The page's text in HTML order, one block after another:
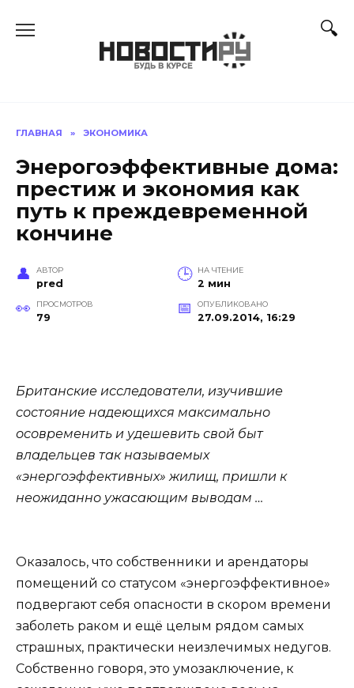
ГЛАВНАЯ » ЭКОНОМИКА
Энерогоэффективные дома:
престиж и экономия как
путь к преждевременной
кончине
АВТОР
pred
НА ЧТЕНИЕ
2 мин
ПРОСМОТРОВ
79
ОПУБЛИКОВАНО
27.09.2014, 16:29
Британские исследователи, изучившие
состояние надеющихся максимально
осовременить и удешевить свой быт
владельцев так называемых
«энергоэффективных» жилищ, пришли к
неожиданно ужасающим выводам …
Оказалось, что собственники и арендаторы
помещений со статусом «энергоэффективное»
подвергают себя опасности в скором времени
заболеть раком и ещё целым рядом самых
страшных, практически неизлечимых недугов.
Собственно говоря, это умозаключение, к